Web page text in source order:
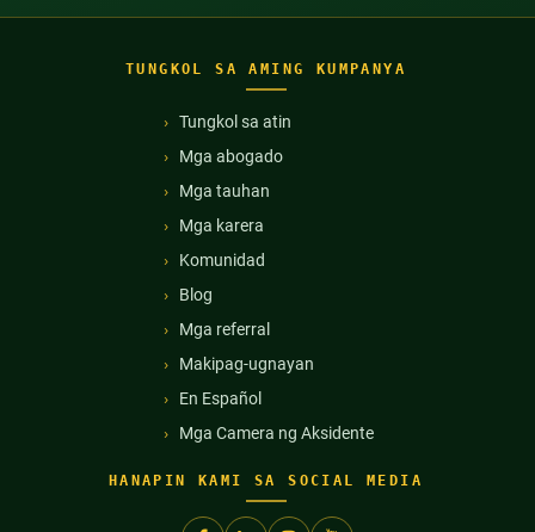
TUNGKOL SA AMING KUMPANYA
Tungkol sa atin
Mga abogado
Mga tauhan
Mga karera
Komunidad
Blog
Mga referral
Makipag-ugnayan
En Español
Mga Camera ng Aksidente
HANAPIN KAMI SA SOCIAL MEDIA